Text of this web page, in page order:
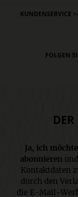
KUNDENSERVICE
FOLGEN
Ja, ich
abonnieren
Kontaktdaten
durch den
die E-Mail-